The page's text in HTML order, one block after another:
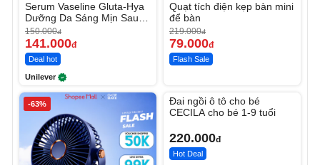
Serum Vaseline Gluta-Hya
Dưỡng Da Sáng Mịn Sau 7
Ngày
150.000đ
141.000đ
Deal hot
Unilever
Quạt tích điện kẹp bàn mini
để bàn
219.000đ
79.000đ
Flash Sale
-63%
Đai ngồi ô tô cho bé
CECILA cho bé 1-9 tuổi
220.000đ
Hot Deal